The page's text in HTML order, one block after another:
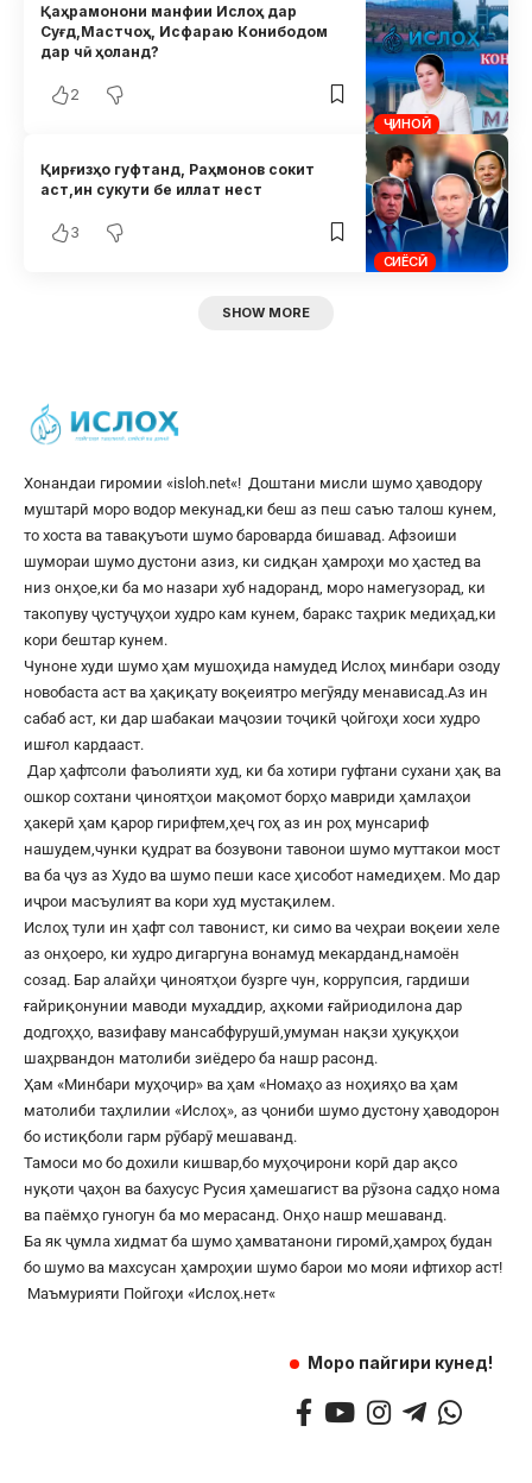
ҶИНОӢ
Қаҳрамонони манфии Ислоҳ дар
Суғд,Мастчоҳ, Исфараю Конибодом
дар чӣ ҳоланд?
2
СИЁСӢ
Қирғизҳо гуфтанд, Раҳмонов сокит
аст,ин сукути бе иллат нест
3
SHOW MORE
Хонандаи гиромии «isloh.net«! Доштани мисли шумо ҳаводору
муштарӣ моро водор мекунад,ки беш аз пеш саъю талош кунем,
то хоста ва тавақуъоти шумо бароварда бишавад. Афзоиши
шумораи шумо дустони азиз, ки сидқан ҳамроҳи мо ҳастед ва
низ онҳое,ки ба мо назари хуб надоранд, моро намегузорад, ки
такопуву ҷустуҷуҳои худро кам кунем, баракс таҳрик медиҳад,ки
кори бештар кунем.
Чуноне худи шумо ҳам мушоҳида намудед Ислоҳ минбари озоду
новобаста аст ва ҳақиқату воқеиятро мегӯяду менависад.Аз ин
сабаб аст, ки дар шабакаи маҷозии тоҷикӣ ҷойгоҳи хоси худро
ишғол кардааст.
Дар ҳафтсоли фаъолияти худ, ки ба хотири гуфтани сухани ҳақ ва
ошкор сохтани ҷиноятҳои мақомот борҳо мавриди ҳамлаҳои
ҳакерӣ ҳам қарор гирифтем,ҳеҷ гоҳ аз ин роҳ мунсариф
нашудем,чунки қудрат ва бозувони тавонои шумо муттакои мост
ва ба ҷуз аз Худо ва шумо пеши касе ҳисобот намедиҳем. Мо дар
иҷрои масъулият ва кори худ мустақилем.
Ислоҳ тули ин ҳафт сол тавонист, ки симо ва чеҳраи воқеии хеле
аз онҳоеро, ки худро дигаргуна вонамуд мекарданд,намоён
созад. Бар алайҳи ҷиноятҳои бузрге чун, коррупсия, гардиши
ғайриқонунии маводи мухаддир, аҳкоми ғайриодилона дар
додгоҳҳо, вазифаву мансабфурушӣ,умуман нақзи ҳуқуқҳои
шаҳрвандон матолиби зиёдеро ба нашр расонд.
Ҳам «Минбари муҳоҷир» ва ҳам «Номаҳо аз ноҳияҳо ва ҳам
матолиби таҳлилии «Ислоҳ», аз ҷониби шумо дустону ҳаводорон
бо истиқболи гарм рӯбарӯ мешаванд.
Тамоси мо бо дохили кишвар,бо муҳоҷирони корӣ дар ақсо
нуқоти ҷаҳон ва бахусус Русия ҳамешагист ва рӯзона садҳо нома
ва паёмҳо гуногун ба мо мерасанд. Онҳо нашр мешаванд.
Ба як ҷумла хидмат ба шумо ҳамватанони гиромӣ,ҳамроҳ будан
бо шумо ва махсусан ҳамроҳии шумо барои мо мояи ифтихор аст!
Маъмурияти Пойгоҳи «Ислоҳ.нет«
Моро пайгири кунед!